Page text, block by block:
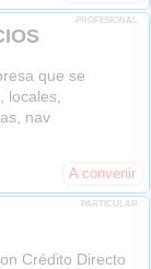
PROFESIONAL
que se
locales,
nav
A convenir
PARTICULAR
Crédito Directo